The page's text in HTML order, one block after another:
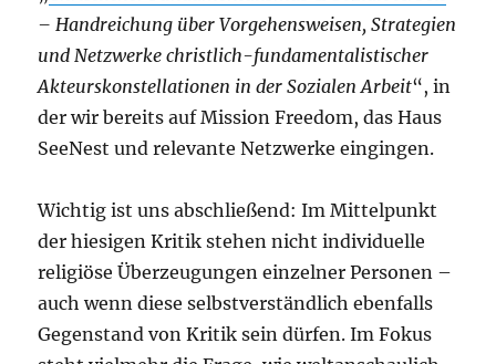
– Handreichung über Vorgehensweisen, Strategien
und Netzwerke christlich-fundamentalistischer
Akteurskonstellationen in der Sozialen Arbeit“, in
der wir bereits auf Mission Freedom, das Haus
SeeNest und relevante Netzwerke eingingen.
Wichtig ist uns abschließend: Im Mittelpunkt
der hiesigen Kritik stehen nicht individuelle
religiöse Überzeugungen einzelner Personen –
auch wenn diese selbstverständlich ebenfalls
Gegenstand von Kritik sein dürfen. Im Fokus